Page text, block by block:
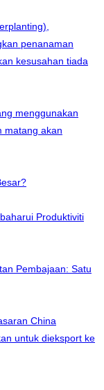
penanaman
kesusahan tiada
menggunakan
matang akan
Produktiviti
Pembajaan: Satu
China
untuk dieksport ke